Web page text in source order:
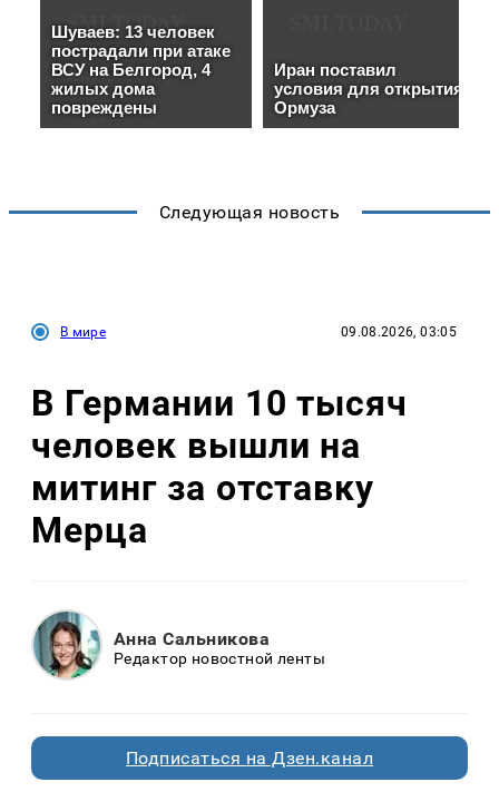
Следующая новость
В мире 09.08.2026, 03:05
В Германии 10 тысяч
человек вышли на
митинг за отставку
Мерца
Анна Сальникова
Редактор новостной ленты
Подписаться на Дзен.канал